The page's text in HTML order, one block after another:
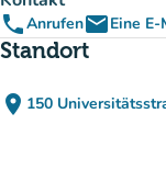
phoneAnrufenemailEine
Standort
place 150